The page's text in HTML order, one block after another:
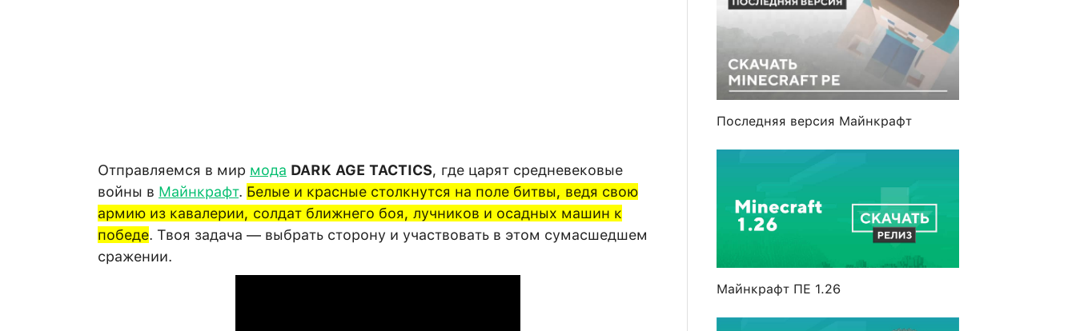
Отправляемся в мир мода DARK AGE TACTICS, где царят средневековые
войны в Майнкрафт. Белые и красные столкнутся на поле битвы, ведя свою
армию из кавалерии, солдат ближнего боя, лучников и осадных машин к
победе. Твоя задача — выбрать сторону и участвовать в этом сумасшедшем
сражении.
Последняя версия Майнкрафт
Майнкрафт ПЕ 1.26